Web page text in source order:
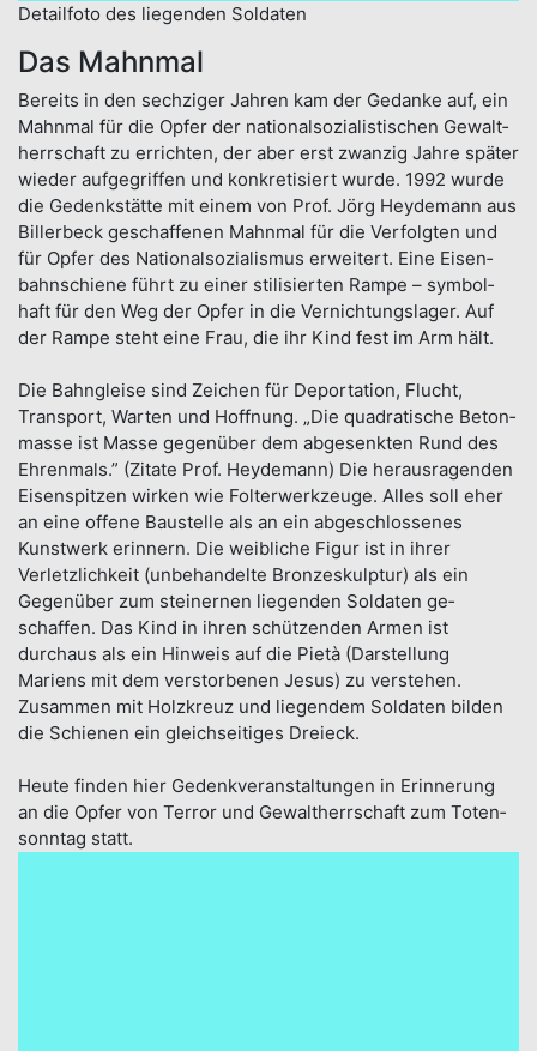
Detailfoto des liegenden Soldaten
Das Mahnmal
Bereits in den sech­ziger Jahren kam der Gedanke auf, ein
Mahn­mal für die Opfer der national­sozialis­tischen Gewalt­
herrschaft zu er­richten, der aber erst zwan­zig Jahre später
wieder auf­gegriffen und kon­kreti­siert wurde. 1992 wurde
die Gedenk­stätte mit einem von Prof. Jörg Heydemann aus
Biller­beck geschaf­fenen Mahn­mal für die Ver­folgten und
für Opfer des National­sozialis­mus er­wei­tert. Eine Eisen­
bahn­schiene führt zu einer stili­sierten Rampe – symbol­
haft für den Weg der Opfer in die Ver­nichtungs­lager. Auf
der Rampe steht eine Frau, die ihr Kind fest im Arm hält.
Die Bahn­gleise sind Zei­chen für De­por­tation, Flucht,
Trans­port, War­ten und Hoff­nung. „Die quadra­tische Beton­
masse ist Masse gegen­über dem ab­gesenkten Rund des
Ehren­mals.” (Zitate Prof. Heydemann) Die heraus­ragenden
Eisen­spitzen wirken wie Folter­werk­zeuge. Alles soll eher
an eine offene Bau­stelle als an ein ab­geschlossenes
Kunst­werk erinnern. Die weib­liche Figur ist in ihrer
Verletz­lichkeit (un­behandel­te Bronze­skulptur) als ein
Gegen­über zum steiner­nen lie­genden Sol­daten ge­
schaffen. Das Kind in ihren schützen­den Armen ist
durchaus als ein Hin­weis auf die Pietà (Dar­stellung
Mariens mit dem ver­storbe­nen Jesus) zu ver­stehen.
Zusammen mit Holz­kreuz und lie­gendem Sol­daten bil­den
die Schie­nen ein gleich­seitiges Drei­eck.
Heute finden hier Ge­denk­veran­staltungen in Erinnerung
an die Opfer von Terror und Gewalt­herrschaft zum Toten­
sonntag statt.